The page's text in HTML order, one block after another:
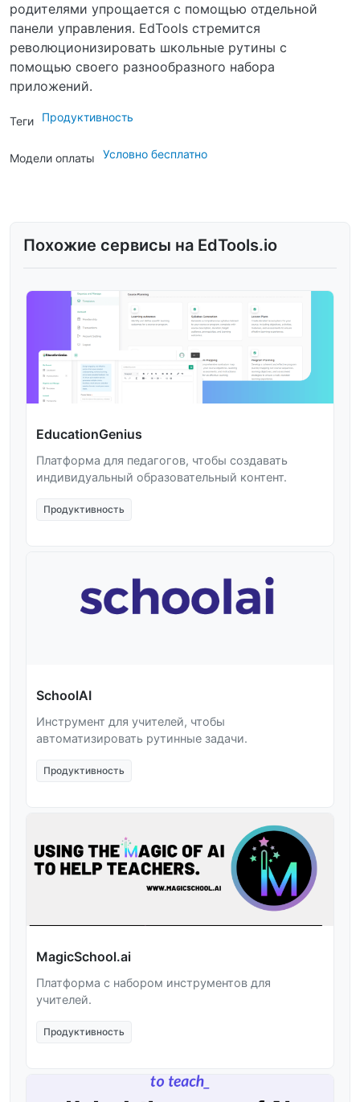
родителями упрощается с помощью отдельной
панели управления. EdTools стремится
революционизировать школьные рутины с
помощью своего разнообразного набора
приложений.
Теги Продуктивность
Модели оплаты Условно бесплатно
Похожие сервисы на EdTools.io
EducationGenius
Платформа для педагогов, чтобы создавать
индивидуальный образовательный контент.
Продуктивность
SchoolAI
Инструмент для учителей, чтобы
автоматизировать рутинные задачи.
Продуктивность
MagicSchool.ai
Платформа с набором инструментов для
учителей.
Продуктивность